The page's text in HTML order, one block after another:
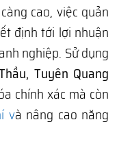
cao, việc quản
định tới lợi nhuận
nghiệp. Sử dụng
Tuyên Quang
chính xác mà còn
và nâng cao năng